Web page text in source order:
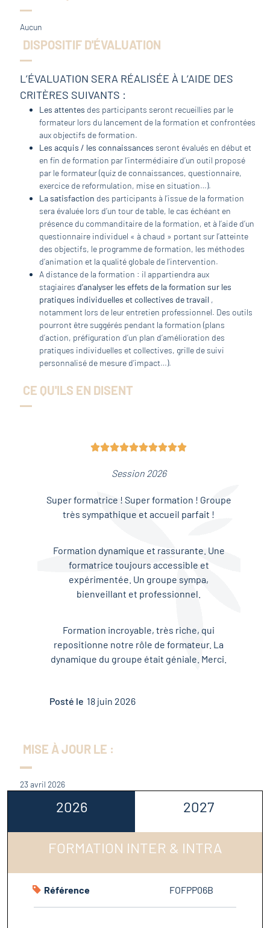
Aucun
DISPOSITIF D'ÉVALUATION
L’ÉVALUATION SERA RÉALISÉE À L’AIDE DES
CRITÈRES SUIVANTS :
Les attentes des participants seront recueillies par le
formateur lors du lancement de la formation et confrontées
aux objectifs de formation.
Les acquis / les connaissances seront évalués en début et
en fin de formation par l’intermédiaire d’un outil proposé
par le formateur (quiz de connaissances, questionnaire,
exercice de reformulation, mise en situation…).
La satisfaction des participants à l’issue de la formation
sera évaluée lors d’un tour de table, le cas échéant en
présence du commanditaire de la formation, et à l’aide d’un
questionnaire individuel « à chaud » portant sur l’atteinte
des objectifs, le programme de formation, les méthodes
d’animation et la qualité globale de l’intervention.
A distance de la formation : il appartiendra aux
stagiaires d’analyser les effets de la formation sur les
pratiques individuelles et collectives de travail ,
notamment lors de leur entretien professionnel. Des outils
pourront être suggérés pendant la formation (plans
d’action, préfiguration d’un plan d’amélioration des
pratiques individuelles et collectives, grille de suivi
personnalisé de mesure d’impact…).
CE QU'ILS EN DISENT

Session 2026
Super formatrice ! Super formation ! Groupe
très sympathique et accueil parfait !
Formation dynamique et rassurante. Une
formatrice toujours accessible et
expérimentée. Un groupe sympa,
bienveillant et professionnel.
Formation incroyable, très riche, qui
repositionne notre rôle de formateur. La
dynamique du groupe était géniale. Merci.
Posté le 18 juin 2026
MISE À JOUR LE :
23 avril 2026
2026 2027
FORMATION INTER & INTRA
Référence FOFPP06B